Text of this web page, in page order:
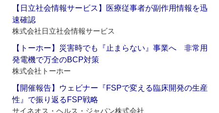
【日立社会情報サービス】医療従事者が副作用情報を迅
速確認
株式会社日立社会情報サービス
【トーホー】災害時でも『止まらない』事業へ 非常用
発電機で万全のBCP対策
株式会社トーホー
【開催報告】ウェビナー『FSPで変える臨床開発の生産
性』で振り返るFSP戦略
サイネオス・ヘルス・ジャパン株式会社